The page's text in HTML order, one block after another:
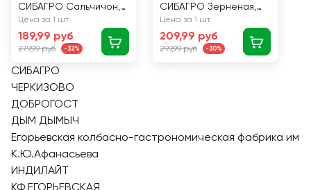
СИБАГРО Сальчичон,
160г
Цена за 1 шт
189,99 руб
279,99 руб -32%
СИБАГРО Зерненая,
200г
Цена за 1 шт
209,99 руб
299,99 руб -30%
СИБАГРО
ЧЕРКИЗОВО
ДОБРОГОСТ
ДЫМ ДЫМЫЧ
Егорьевская колбасно-гастрономическая фабрика им
К.Ю.Афанасьева
ИНДИЛАЙТ
КФ ЕГОРЬЕВСКАЯ